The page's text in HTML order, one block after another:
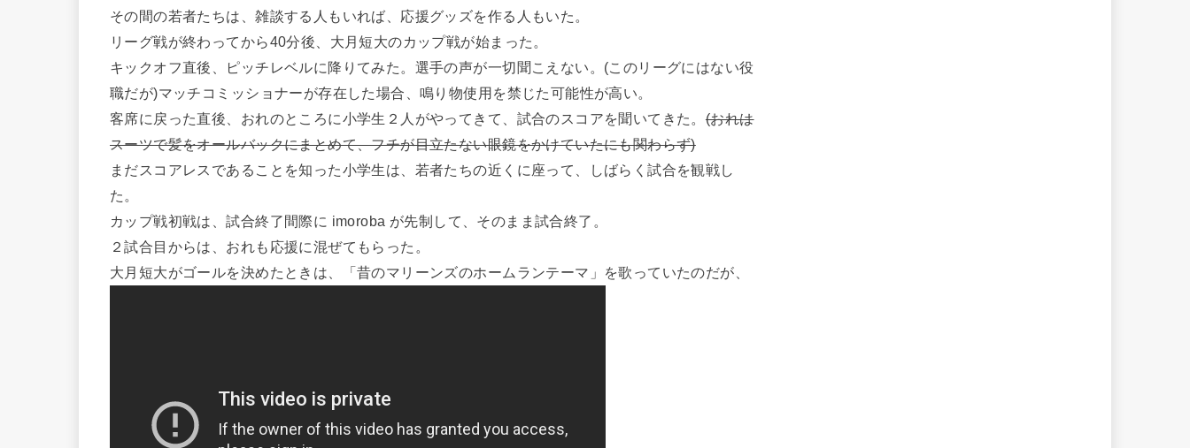
その間の若者たちは、雑談する人もいれば、応援グッズを作る人もいた。
リーグ戦が終わってから40分後、大月短大のカップ戦が始まった。
キックオフ直後、ピッチレベルに降りてみた。選手の声が一切聞こえない。(このリーグにはない役
職だが)マッチコミッショナーが存在した場合、鳴り物使用を禁じた可能性が高い。
客席に戻った直後、おれのところに小学生２人がやってきて、試合のスコアを聞いてきた。 (おれは
スーツで髪をオールバックにまとめて、フチが目立たない眼鏡をかけていたにも関わらず)
まだスコアレスであることを知った小学生は、若者たちの近くに座って、しばらく試合を観戦し
た。
カップ戦初戦は、試合終了間際に imoroba が先制して、そのまま試合終了。
２試合目からは、おれも応援に混ぜてもらった。
大月短大がゴールを決めたときは、「昔のマリーンズのホームランテーマ」を歌っていたのだが、